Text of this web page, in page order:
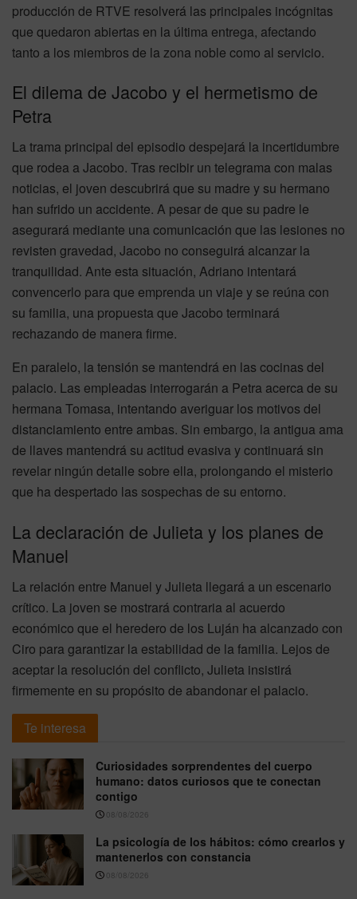
producción de RTVE resolverá las principales incógnitas
que quedaron abiertas en la última entrega, afectando
tanto a los miembros de la zona noble como al servicio.
El dilema de Jacobo y el hermetismo de
Petra
La trama principal del episodio despejará la incertidumbre
que rodea a Jacobo. Tras recibir un telegrama con malas
noticias, el joven descubrirá que su madre y su hermano
han sufrido un accidente. A pesar de que su padre le
asegurará mediante una comunicación que las lesiones no
revisten gravedad, Jacobo no conseguirá alcanzar la
tranquilidad. Ante esta situación, Adriano intentará
convencerlo para que emprenda un viaje y se reúna con
su familia, una propuesta que Jacobo terminará
rechazando de manera firme.
En paralelo, la tensión se mantendrá en las cocinas del
palacio. Las empleadas interrogarán a Petra acerca de su
hermana Tomasa, intentando averiguar los motivos del
distanciamiento entre ambas. Sin embargo, la antigua ama
de llaves mantendrá su actitud evasiva y continuará sin
revelar ningún detalle sobre ella, prolongando el misterio
que ha despertado las sospechas de su entorno.
La declaración de Julieta y los planes de
Manuel
La relación entre Manuel y Julieta llegará a un escenario
crítico. La joven se mostrará contraria al acuerdo
económico que el heredero de los Luján ha alcanzado con
Ciro para garantizar la estabilidad de la familia. Lejos de
aceptar la resolución del conflicto, Julieta insistirá
firmemente en su propósito de abandonar el palacio.
Te interesa
Curiosidades sorprendentes del cuerpo
humano: datos curiosos que te conectan
contigo
08/08/2026
La psicología de los hábitos: cómo crearlos y
mantenerlos con constancia
08/08/2026